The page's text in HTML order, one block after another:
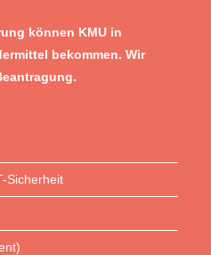
können KMU in
bekommen. Wir
Sicherheit